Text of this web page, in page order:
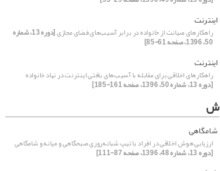
اینترنت
راهکارهای صیانت از خانواده در برابر آسیب‌های فضای مجازی [دوره 13، شماره
50، 1396، صفحه 61-85]
اینترنت
راهکارهای اخلاقی برای مقابله با آسیب‌های بافتی اینترنت در نهاد خانواده
[دوره 13، شماره 50، 1396، صفحه 161-185]
ش
شامگاهی
ارزیابی هوش اخلاقی در افراد با تیپ شبانه‌روزیِ صبحگاهی و میانه و شامگاهی
[دوره 13، شماره 48، 1396، صفحه 87-111]